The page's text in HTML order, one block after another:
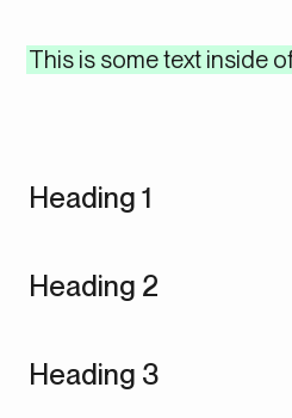
This is some text inside
Heading 1
Heading 2
Heading 3